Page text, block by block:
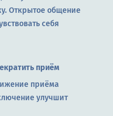
Открытое общение
себя
приём
приёма
улучшит